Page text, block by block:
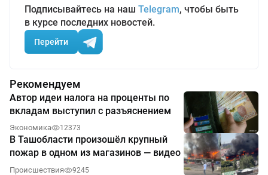
Подписывайтесь на наш Telegram, чтобы быть
в курсе последних новостей.
Перейти
Рекомендуем
Автор идеи налога на проценты по
вкладам выступил с разъяснением
Экономика 12373
В Ташобласти произошёл крупный
пожар в одном из магазинов — видео
Происшествия 9245